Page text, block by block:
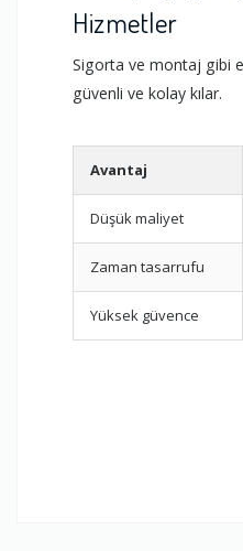
Hizmetler
Sigorta ve montaj gibi
güvenli ve kolay kılar.
Avantaj
Düşük maliyet
Zaman tasarrufu
Yüksek güvence